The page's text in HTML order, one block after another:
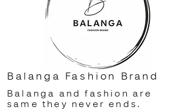
Balanga Fashion Brand
Balanga and fashion are
same they never ends.